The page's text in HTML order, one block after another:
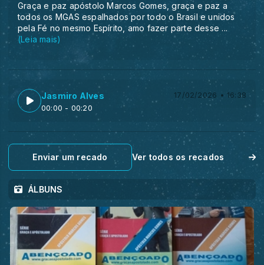
Graça e paz apóstolo Marcos Gomes, graça e paz a
todos os MGAS espalhados por todo o Brasil e unidos
pela Fé no mesmo Espírito, amo fazer parte desse ...
(Leia mais)
Jasmiro Alves
17/02/2026 • 16:38
00:00 - 00:20
Enviar um recado Ver todos os recados
ÁLBUNS